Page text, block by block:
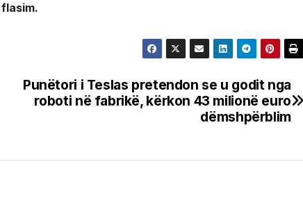
Punëtori i Teslas pretendon se u godit nga
roboti në fabrikë, kërkon 43 milionë euro
dëmshpërblim